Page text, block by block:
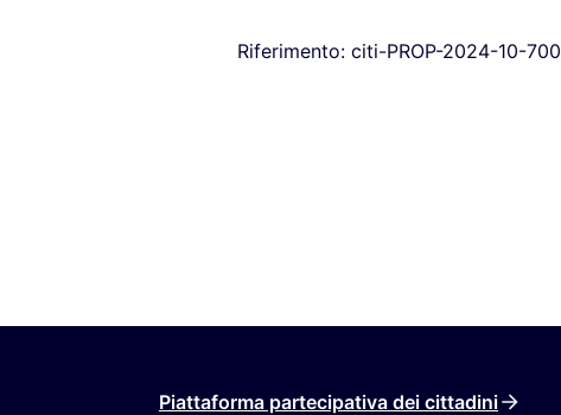
Riferimento: citi-PROP-2024-10-700
Piattaforma partecipativa dei cittadini